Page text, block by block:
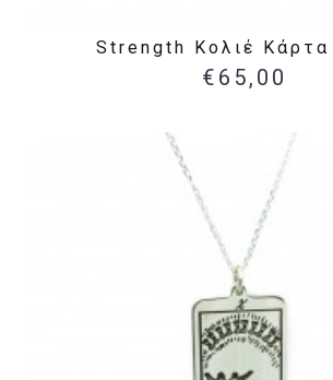
Strength Κολιέ
€65,00